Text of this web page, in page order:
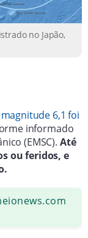
no Japão,
6,1 foi
informado
(EMSC). Até
ou feridos, e